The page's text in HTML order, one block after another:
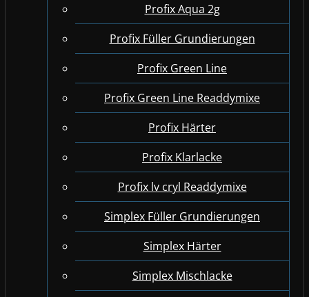
Profix Aqua 2g
Profix Füller Grundierungen
Profix Green Line
Profix Green Line Readdymixe
Profix Härter
Profix Klarlacke
Profix lv cryl Readdymixe
Simplex Füller Grundierungen
Simplex Härter
Simplex Mischlacke